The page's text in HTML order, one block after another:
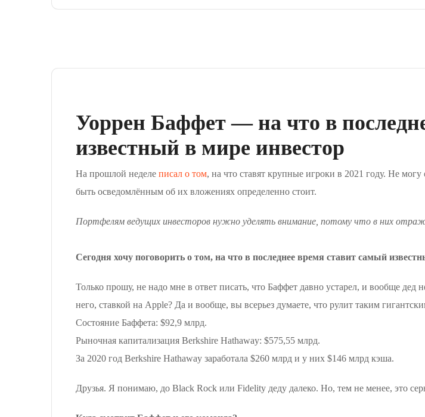
Уоррен Баффет — на что в
известный в мире инвестор
На прошлой неделе писал о том, на что ставят крупные игроки в 2021 году. Не
быть осведомлённым об их вложениях определенно стоит.
Портфелям ведущих инвесторов нужно уделять внимание, потому что в них
Сегодня хочу поговорить о том, на что в последнее время ставит самый
Только прошу, не надо мне в ответ писать, что Баффет давно устарел, и вообще
него, ставкой на Apple? Да и вообще, вы всерьез думаете, что рулит таким
Состояние Баффета: $92,9 млрд.
Рыночная капитализация Berkshire Hathaway: $575,55 млрд.
За 2020 год Berkshire Hathaway заработала $260 млрд и у них $146 млрд кэша.
Друзья. Я понимаю, до Black Rock или Fidelity деду далеко. Но, тем не менее, это